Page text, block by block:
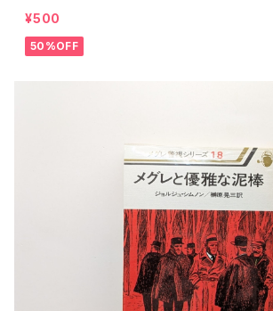
¥500
50%OFF